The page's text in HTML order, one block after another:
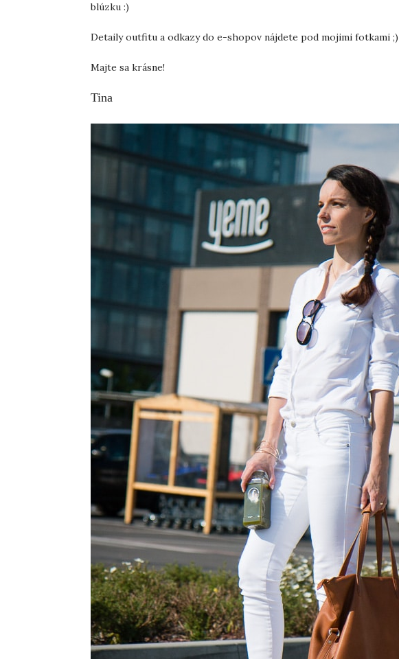
blúzku :)
Detaily outfitu a odkazy do e-shopov nájdete pod mojimi fotkami ;)
Majte sa krásne!
Tina